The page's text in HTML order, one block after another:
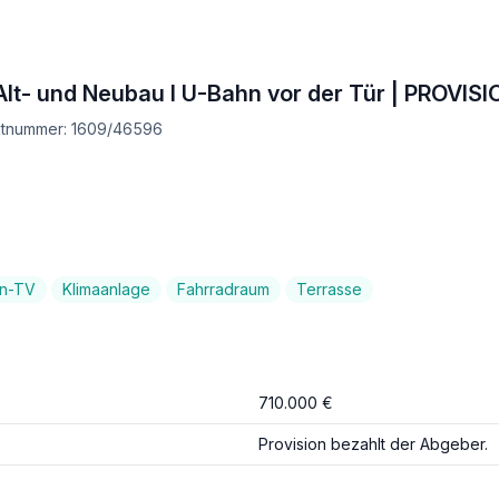
und Neubau I U-Bahn vor der Tür |
1609/46596
TV Klimaanlage Fahrradraum Terrasse
710.000 €
Provision bezahlt der Abgeber.